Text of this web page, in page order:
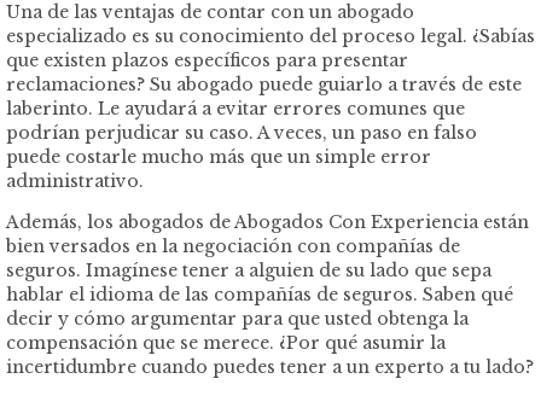
Una de las ventajas de contar con un abogado
especializado es su conocimiento del proceso legal. ¿Sabías
que existen plazos específicos para presentar
reclamaciones? Su abogado puede guiarlo a través de este
laberinto. Le ayudará a evitar errores comunes que
podrían perjudicar su caso. A veces, un paso en falso
puede costarle mucho más que un simple error
administrativo.
Además, los abogados de Abogados Con Experiencia están
bien versados ​​en la negociación con compañías de
seguros. Imagínese tener a alguien de su lado que sepa
hablar el idioma de las compañías de seguros. Saben qué
decir y cómo argumentar para que usted obtenga la
compensación que se merece. ¿Por qué asumir la
incertidumbre cuando puedes tener a un experto a tu lado?